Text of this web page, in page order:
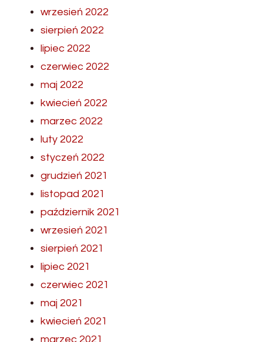
wrzesień 2022
sierpień 2022
lipiec 2022
czerwiec 2022
maj 2022
kwiecień 2022
marzec 2022
luty 2022
styczeń 2022
grudzień 2021
listopad 2021
październik 2021
wrzesień 2021
sierpień 2021
lipiec 2021
czerwiec 2021
maj 2021
kwiecień 2021
marzec 2021